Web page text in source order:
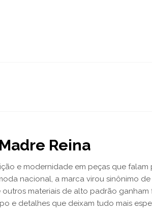
Madre Reina
e modernidade em peças que falam
nacional, a marca virou sinônimo
materiais de alto padrão ganham
e detalhes que deixam tudo mais